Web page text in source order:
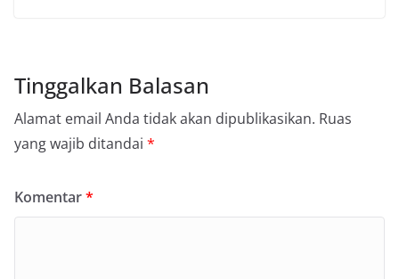
Tinggalkan Balasan
Alamat email Anda tidak akan dipublikasikan. Ruas
yang wajib ditandai *
Komentar*